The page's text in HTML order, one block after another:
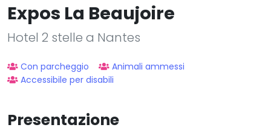
Expos La Beaujoire
Hotel 2 stelle a Nantes
Con parcheggio
Animali ammessi
Accessibile per disabili
Presentazione